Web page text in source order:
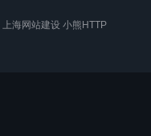
上海网站建设 小熊HTTP